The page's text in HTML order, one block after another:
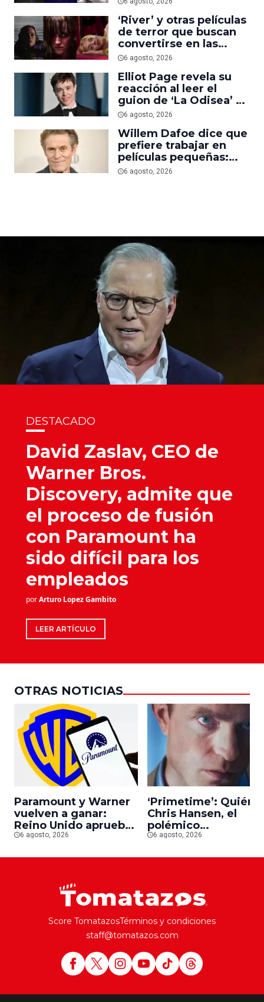
streaming
‘River’ y otras películas
de terror que buscan
convertirse en las
nuevas ‘Obsession’ y
6 agosto, 2026
Elliot Page revela su
reacción al leer el
guion de ‘La Odisea’ y
elogia la forma de
Nolan
6 agosto, 2026
Willem Dafoe dice que
prefiere trabajar en
películas pequeñas:
‘Las grandes están
6 agosto, 2026
DESTACADO
David Zaslav, CEO de
Warner Bros.
Discovery, admite que
el proceso de fusión
con Paramount ha
sido difícil para los
empleados
porArturo Lopez Gambito
LEER ARTÍCULO
OTRAS NOTICIAS
Paramount y Warner
vuelven a ganar:
Reino Unido aprueba
la fusión entre
6 agosto, 2026
‘Primetime’: Quién
Chris Hansen, el
polémico
presentador que
interpreta en su
6 agosto, 2026
Score TomatazosTérminos y condiciones
staff@tomatazos.com